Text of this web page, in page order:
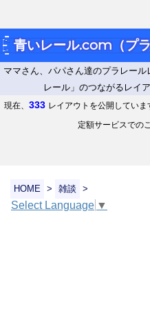
青いレール.com（プ
ママさん、パパさん達のプラレー
レール」のつながるレイ
現在、 333 レイアウトを公開してい
定額サービスでの
HOME > 雑談 >
Select Language ▼